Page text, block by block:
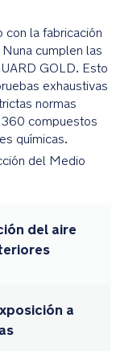
la fabricación
cumplen las
GOLD. Esto
exhaustivas
normas
compuestos
químicas.
del Medio
del aire
a